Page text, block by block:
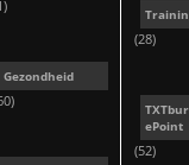
Gezondheid
(28)
ePoint
(52)